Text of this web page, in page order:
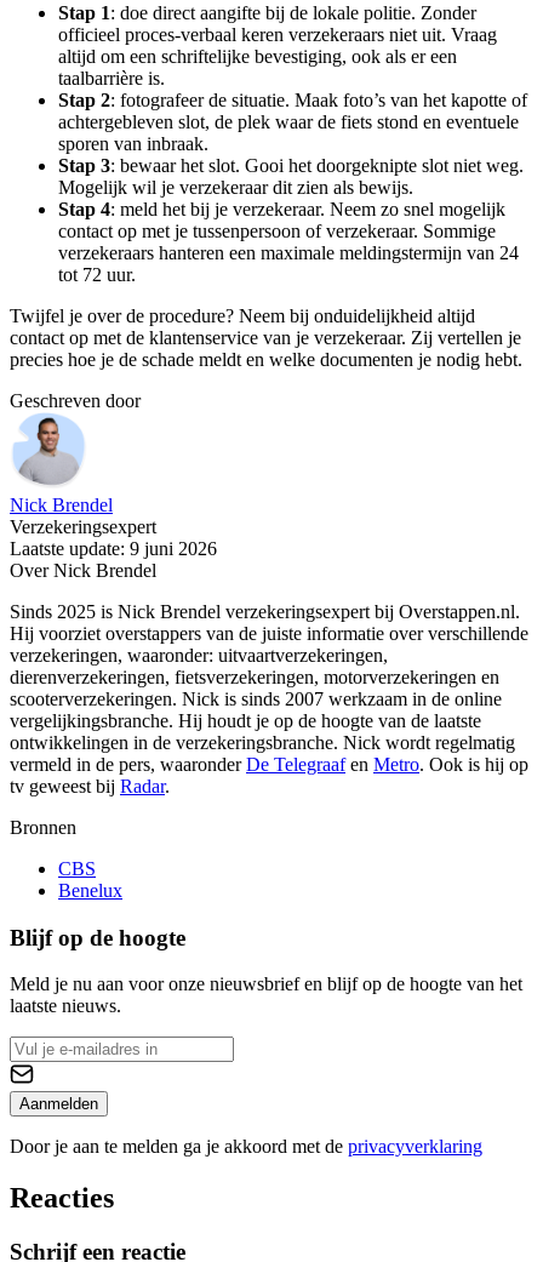
Stap 1: doe direct aangifte bij de lokale politie. Zonder
officieel proces-verbaal keren verzekeraars niet uit. Vraag
altijd om een schriftelijke bevestiging, ook als er een
taalbarrière is.
Stap 2: fotografeer de situatie. Maak foto’s van het kapotte of
achtergebleven slot, de plek waar de fiets stond en eventuele
sporen van inbraak.
Stap 3: bewaar het slot. Gooi het doorgeknipte slot niet weg.
Mogelijk wil je verzekeraar dit zien als bewijs.
Stap 4: meld het bij je verzekeraar. Neem zo snel mogelijk
contact op met je tussenpersoon of verzekeraar. Sommige
verzekeraars hanteren een maximale meldingstermijn van 24
tot 72 uur.
Twijfel je over de procedure? Neem bij onduidelijkheid altijd
contact op met de klantenservice van je verzekeraar. Zij vertellen je
precies hoe je de schade meldt en welke documenten je nodig hebt.
Geschreven door
Nick Brendel
Verzekeringsexpert
Laatste update: 9 juni 2026
Over Nick Brendel
Sinds 2025 is Nick Brendel verzekeringsexpert bij Overstappen.nl.
Hij voorziet overstappers van de juiste informatie over verschillende
verzekeringen, waaronder: uitvaartverzekeringen,
dierenverzekeringen, fietsverzekeringen, motorverzekeringen en
scooterverzekeringen. Nick is sinds 2007 werkzaam in de online
vergelijkingsbranche. Hij houdt je op de hoogte van de laatste
ontwikkelingen in de verzekeringsbranche. Nick wordt regelmatig
vermeld in de pers, waaronderDe Telegraafen Metro. Ook is hij op
tv geweest bij Radar.
Bronnen
CBS
Benelux
Blijf op de hoogte
Meld je nu aan voor onze nieuwsbrief en blijf op de hoogte van het
laatste nieuws.
Aanmelden
Door je aan te melden ga je akkoord met de privacyverklaring
Reacties
Schrijf een reactie